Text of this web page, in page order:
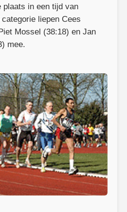
plaats in een tijd van
liepen Cees
Mossel (38:18) en Jan
mee.